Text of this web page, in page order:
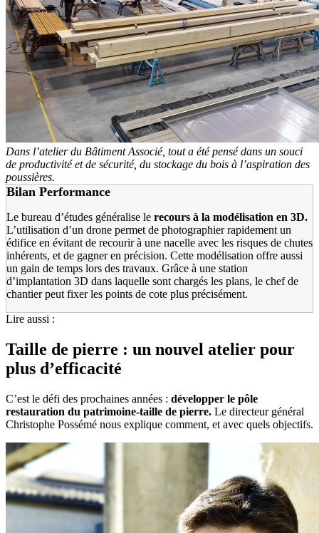
Dans l’atelier du Bâtiment Associé, tout a été pensé dans un souci
de productivité et de sécurité, du stockage du bois à l’aspiration des
poussières.
Bilan Performance
Le bureau d’études généralise le recours à la modélisation en 3D.
L’utilisation d’un drone permet de photographier rapidement un
édifice en évitant de recourir à une nacelle avec les risques de chutes
inhérents, et de gagner en précision. Cette modélisation offre aussi
un gain de temps lors des travaux. Grâce à une station
d’implantation 3D dans laquelle sont chargés les plans, le chef de
chantier peut fixer les points de cote plus précisément.
Lire aussi :
Taille de pierre : un nouvel atelier pour
plus d’efficacité
C’est le défi des prochaines années : développer le pôle
restauration du patrimoine-taille de pierre. Le directeur général
Christophe Possémé nous explique comment, et avec quels objectifs.